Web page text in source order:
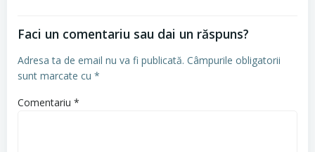
Faci un comentariu sau dai un răspuns?
Adresa ta de email nu va fi publicată. Câmpurile obligatorii
sunt marcate cu *
Comentariu *